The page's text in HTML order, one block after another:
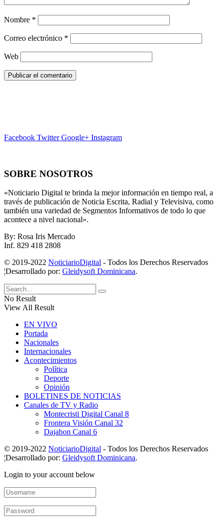
Nombre *
Correo electrónico *
Web
Facebook Twitter Google+ Instagram
SOBRE NOSOTROS
«Noticiario Digital te brinda la mejor información en tiempo real, a
través de publicación de Noticia Escrita, Radial y Televisiva, como
también una variedad de Segmentos Informativos de todo lo que
acontece a nivel nacional».
By: Rosa Iris Mercado
Inf. 829 418 2808
© 2019-2022 NoticiarioDigital - Todos los Derechos Reservados
¦Desarrollado por: Gleidysoft Dominicana.
No Result
View All Result
EN VIVO
Portada
Nacionales
Internacionales
Acontecimientos
Política
Deporte
Opinión
BOLETINES DE NOTICIAS
Canales de TV y Radio
Montecristi Digital Canal 8
Frontera Visión Canal 32
Dajabon Canal 6
© 2019-2022 NoticiarioDigital - Todos los Derechos Reservados
¦Desarrollado por: Gleidysoft Dominicana.
Login to your account below